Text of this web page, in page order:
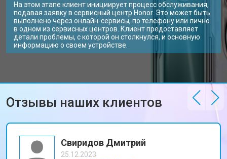
На этом этапе клиент инициирует процесс обслуживания,
подавая заявку в сервисный центр Honor. Это может быть
выполнено через онлайн-сервисы, по телефону или лично
в одном из сервисных центров. Клиент предоставляет
детали проблемы, с которой он столкнулся, и основную
информацию о своем устройстве.
Отзывы наших клиентов
Свиридов Дмитрий
25.12.2023